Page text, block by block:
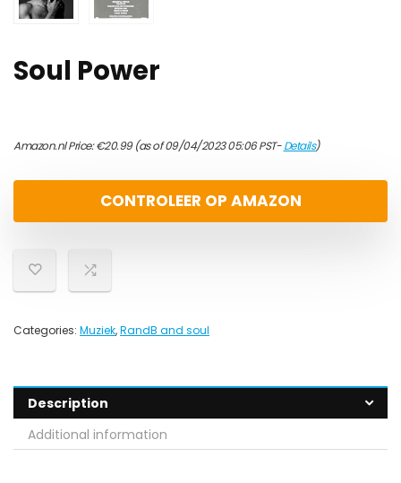
Soul Power
Amazon.nl Price:€20.99(as of 09/04/2023 05:06 PST-Details)
CONTROLEER OP AMAZON
Categories: Muziek,RandB and soul
Description
Additional information